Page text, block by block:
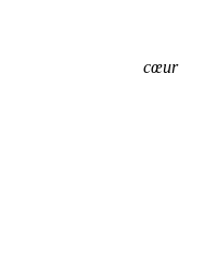
cœur